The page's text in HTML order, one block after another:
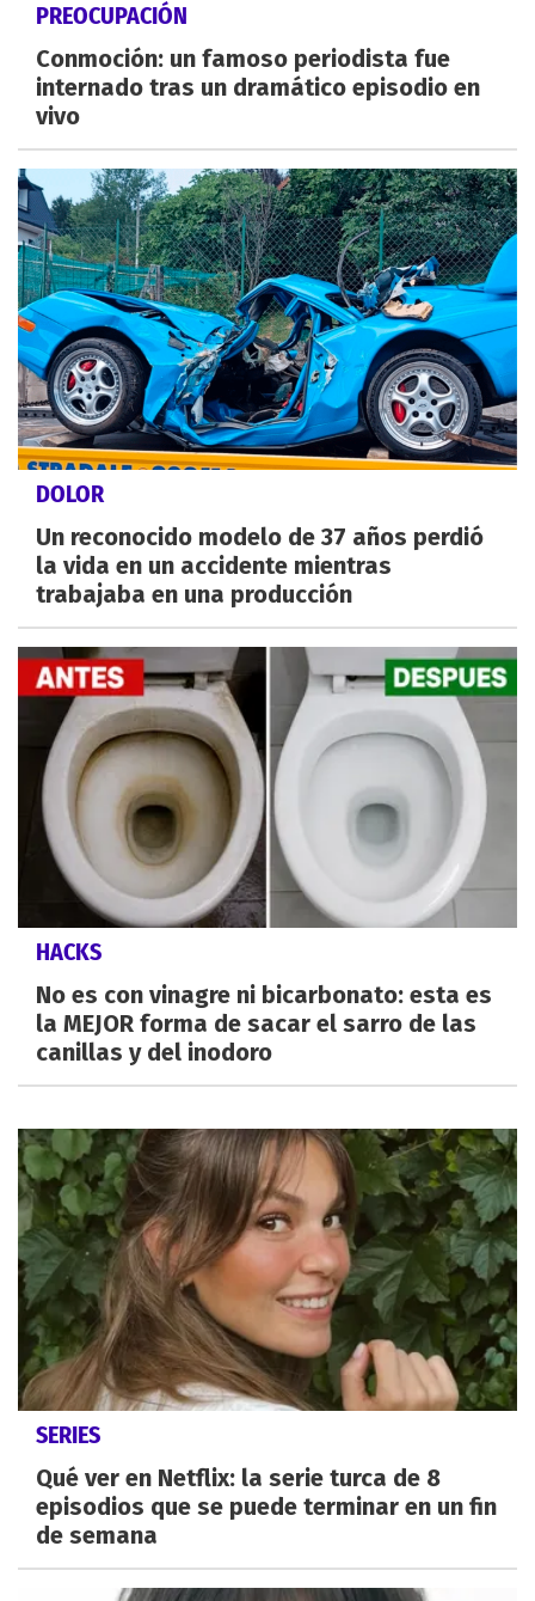
PREOCUPACIÓN
Conmoción: un famoso periodista fue
internado tras un dramático episodio en
vivo
DOLOR
Un reconocido modelo de 37 años perdió
la vida en un accidente mientras
trabajaba en una producción
HACKS
No es con vinagre ni bicarbonato: esta es
la MEJOR forma de sacar el sarro de las
canillas y del inodoro
SERIES
Qué ver en Netflix: la serie turca de 8
episodios que se puede terminar en un fin
de semana